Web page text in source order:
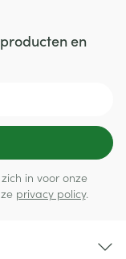
en
in voor onze
privacy policy.